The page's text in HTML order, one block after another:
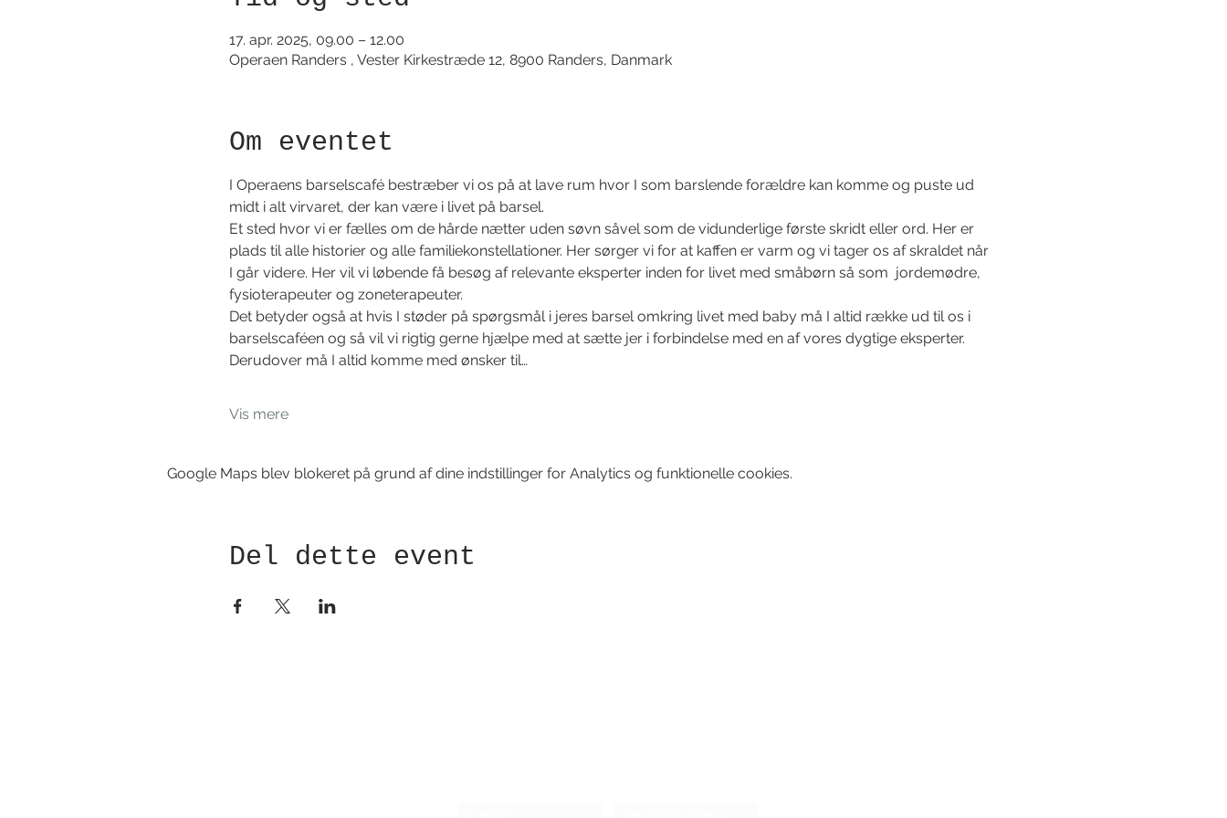
17. apr. 2025, 09.00 – 12.00
Operaen Randers , Vester Kirkestræde 12, 8900 Randers, Danmark
Om eventet
I Operaens barselscafé bestræber vi os på at lave rum hvor I som barslende forældre kan komme og puste ud
midt i alt virvaret, der kan være i livet på barsel.
Et sted hvor vi er fælles om de hårde nætter uden søvn såvel som de vidunderlige første skridt eller ord. Her er
plads til alle historier og alle familiekonstellationer. Her sørger vi for at kaffen er varm og vi tager os af skraldet når
I går videre. Her vil vi løbende få besøg af relevante eksperter inden for livet med småbørn så som  jordemødre,
fysioterapeuter og zoneterapeuter.
Det betyder også at hvis I støder på spørgsmål i jeres barsel omkring livet med baby må I altid række ud til os i
barselscaféen og så vil vi rigtig gerne hjælpe med at sætte jer i forbindelse med en af vores dygtige eksperter.
Derudover må I altid komme med ønsker til…
Vis mere
Google Maps blev blokeret på grund af dine indstillinger for Analytics og funktionelle cookies.
Del dette event